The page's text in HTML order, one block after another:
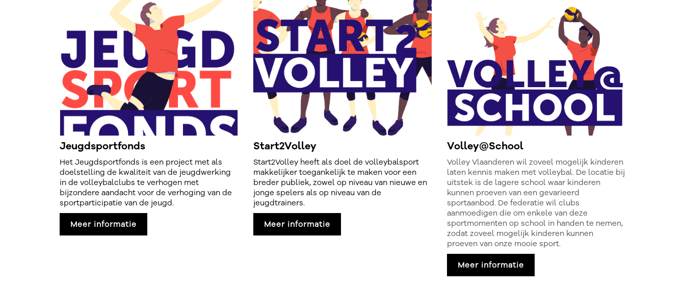
Jeugdsportfonds
Het Jeugdsportfonds is een project met als
doelstelling de kwaliteit van de jeugdwerking
in de volleybalclubs te verhogen met
bijzondere aandacht voor de verhoging van de
sportparticipatie van de jeugd.
Meer informatie
Start2Volley
Start2Volley heeft als doel de volleybalsport
makkelijker toegankelijk te maken voor een
breder publiek, zowel op niveau van nieuwe en
jonge spelers als op niveau van de
jeugdtrainers.
Meer informatie
Volley@School
Volley Vlaanderen wil zoveel mogelijk kinderen
laten kennis maken met volleybal. De locatie bij
uitstek is de lagere school waar kinderen
kunnen proeven van een gevarieerd
sportaanbod. De federatie wil clubs
aanmoedigen die om enkele van deze
sportmomenten op school in handen te nemen,
zodat zoveel mogelijk kinderen kunnen
proeven van onze mooie sport.
Meer informatie